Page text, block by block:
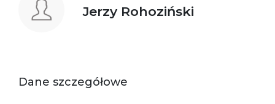
Jerzy Rohoziński
Dane szczegółowe